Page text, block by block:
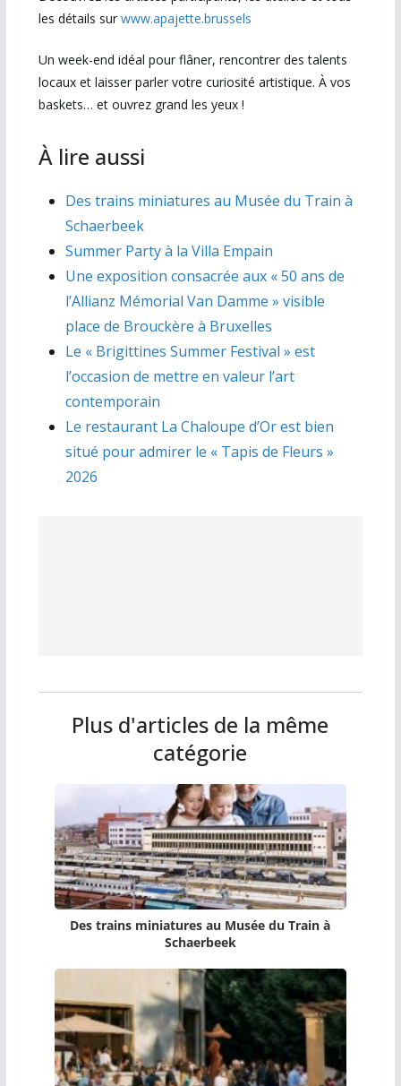
les détails sur www.apajette.brussels
Un week-end idéal pour flâner, rencontrer des talents
locaux et laisser parler votre curiosité artistique. À vos
baskets… et ouvrez grand les yeux !
À lire aussi
Des trains miniatures au Musée du Train à
Schaerbeek
Summer Party à la Villa Empain
Une exposition consacrée aux « 50 ans de
l’Allianz Mémorial Van Damme » visible
place de Brouckère à Bruxelles
Le « Brigittines Summer Festival » est
l’occasion de mettre en valeur l’art
contemporain
Le restaurant La Chaloupe d’Or est bien
situé pour admirer le « Tapis de Fleurs »
2026
Plus d'articles de la même
catégorie
Des trains miniatures au Musée du Train à
Schaerbeek